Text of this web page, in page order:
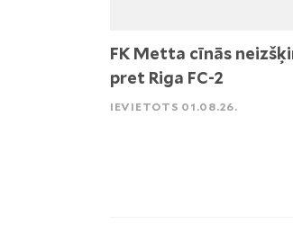
FK Metta cīnās
pret Riga FC-2
IEVIETOTS 01.08.26.